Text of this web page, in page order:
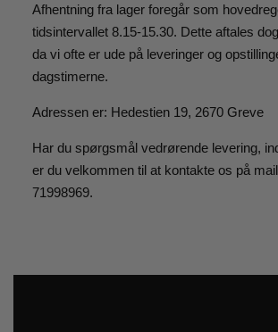
Afhentning fra lager foregår som
tidsintervallet 8.15-15.30. Dette aftales
da vi ofte er ude på leveringer og
dagstimerne.
Adressen er: Hedestien 19, 2670 Greve
Har du spørgsmål vedrørende levering,
er du velkommen til at kontakte os på
71998969.